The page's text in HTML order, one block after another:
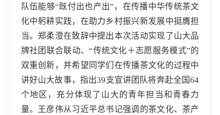
队伍能够“既付出也产出”，在传播中华传统茶文
化中躬耕实践，在助力乡村振兴新发展中挺膺担
当。郑柔澄在致辞中提出本次活动实现了山大品
牌社团联合联动、“传统文化＋志愿服务模式”的
双重创新，并希望同学们在传播茶文化的过程中
讲好山大故事，指出39支宣讲团队将奔赴全国64
个地区，充分体现了山大的青年担当和青春力
量。王彦伟从习近平总书记强调的茶文化、茶产